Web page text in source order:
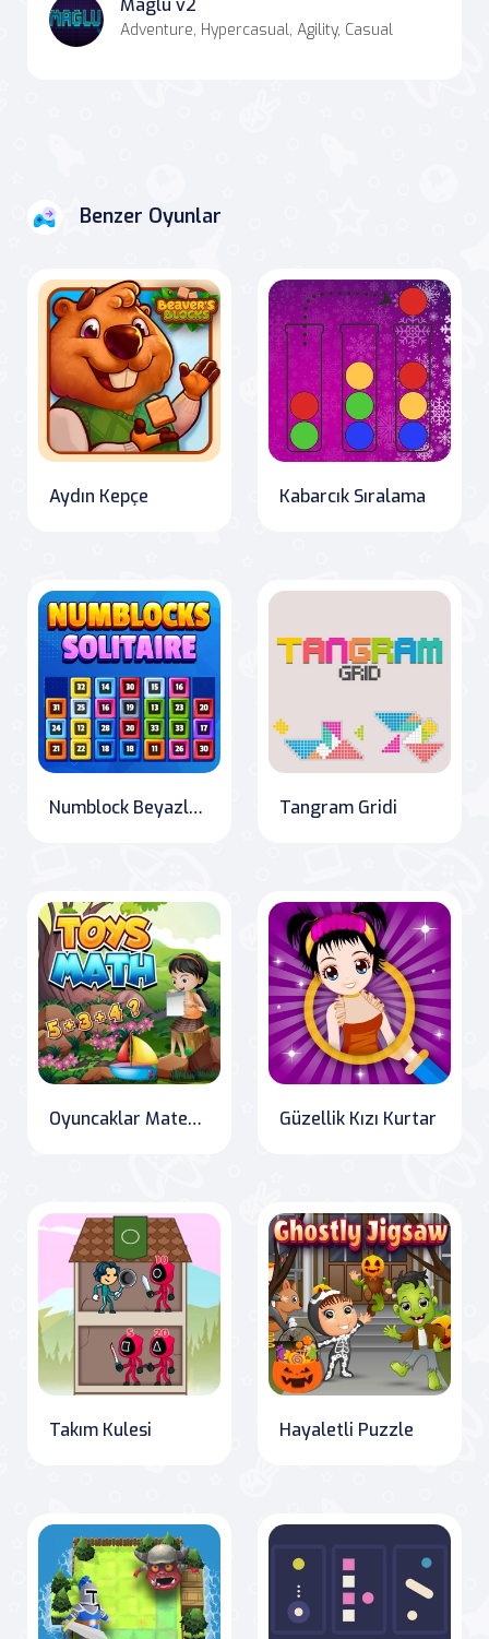
Maglu v2
Adventure, Hypercasual, Agility, Casual
Benzer Oyunlar
Aydın Kepçe Kabarcık Sıralama
Numblock Beyazlatma Tangram Gridi
Oyuncaklar Matematik Güzellik Kızı Kurtar
Takım Kulesi Hayaletli Puzzle